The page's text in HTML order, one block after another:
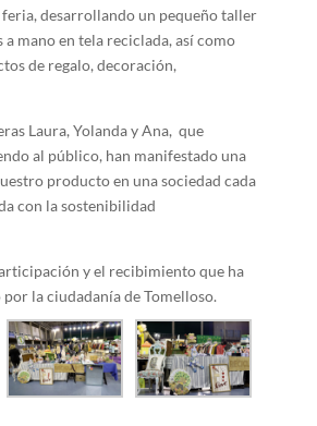
desarrollando un pequeño taller
a mano en tela reciclada, así como
de regalo, decoración,
Laura, Yolanda y Ana, que
al público, han manifestado una
producto en una sociedad cada
con la sostenibilidad
y el recibimiento que ha
la ciudadanía de Tomelloso.